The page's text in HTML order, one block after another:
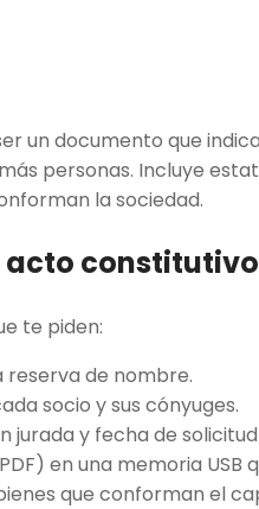
un documento que
personas. Incluye
la sociedad.
acto constitutivo
te piden:
reserva de nombre.
socio y sus cónyuges.
jurada y fecha de
en una memoria USB
que conforman el